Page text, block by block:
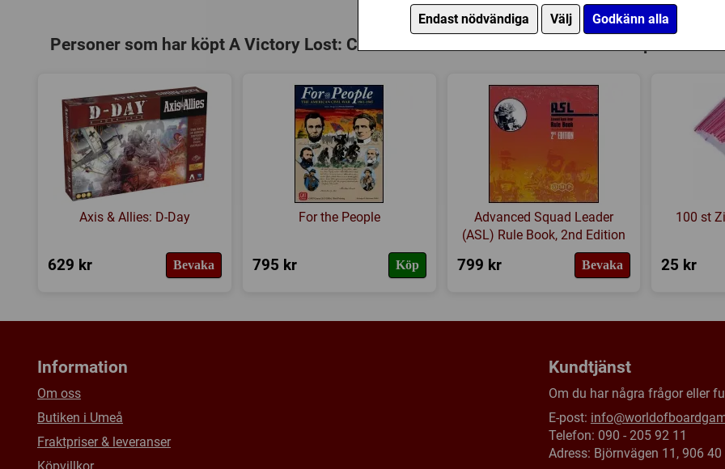
Endast nödvändiga Välj Godkänn alla
1 countersheet (280 counters)
1 full-color, 16 page rulebook
1 player aid cards
2 dice
Speltyp: Krigsspel
Kategori: Andra världskriget
Länkar:
Tillverkarens
Försälj. rank:
5364/18139
Personer som har köpt A Victory Lost: Crisis in Ukraine 1942-43 har också köpt
Axis & Allies: D-Day
629 kr Bevaka
For the People
795 kr Köp
Advanced Squad Leader
(ASL) Rule Book, 2nd Edition
799 kr Bevaka
100 st
25 kr
Information
Om oss
Butiken i Umeå
Fraktpriser & leveranser
Kundtjänst
Om du har några frågor eller
E-post:
Telefon: 090 - 205 92 11
Adress: Björnvägen 11, 906 40